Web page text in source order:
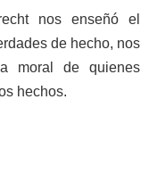
nos enseñó el
de hecho, nos
moral de quienes
hechos.